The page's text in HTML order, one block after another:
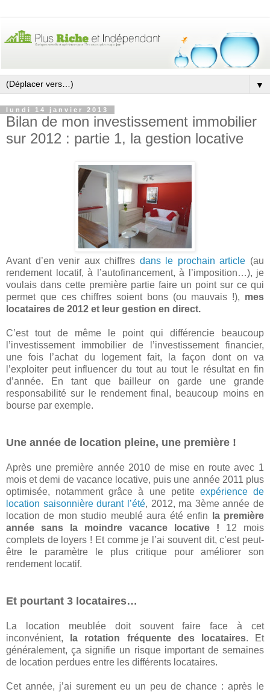
▼
lundi 14 janvier 2013
Bilan de mon investissement immobilier
sur 2012 : partie 1, la gestion locative
Avant d’en venir aux chiffres dans le prochain article (au
rendement locatif, à l’autofinancement, à l’imposition…), je
voulais dans cette première partie faire un point sur ce qui
permet que ces chiffres soient bons (ou mauvais !), mes
locataires de 2012 et leur gestion en direct.
C’est tout de même le point qui différencie beaucoup
l’investissement immobilier de l’investissement financier,
une fois l’achat du logement fait, la façon dont on va
l’exploiter peut influencer du tout au tout le résultat en fin
d’année. En tant que bailleur on garde une grande
responsabilité sur le rendement final, beaucoup moins en
bourse par exemple.
Une année de location pleine, une première !
Après une première année 2010 de mise en route avec 1
mois et demi de vacance locative, puis une année 2011 plus
optimisée, notamment grâce à une petite expérience de
location saisonnière durant l’été, 2012, ma 3ème année de
location de mon studio meublé aura été enfin
la première
année sans la moindre vacance locative ! 12 mois
complets de loyers ! Et comme je l’ai souvent dit, c’est peut-
être le paramètre le plus critique pour améliorer son
rendement locatif.
Et pourtant 3 locataires…
La location meublée doit souvent faire face à cet
inconvénient,
la rotation fréquente des locataires. Et
généralement, ça signifie un risque important de semaines
de location perdues entre les différents locataires.
Cet année, j’ai surement eu un peu de chance : après le